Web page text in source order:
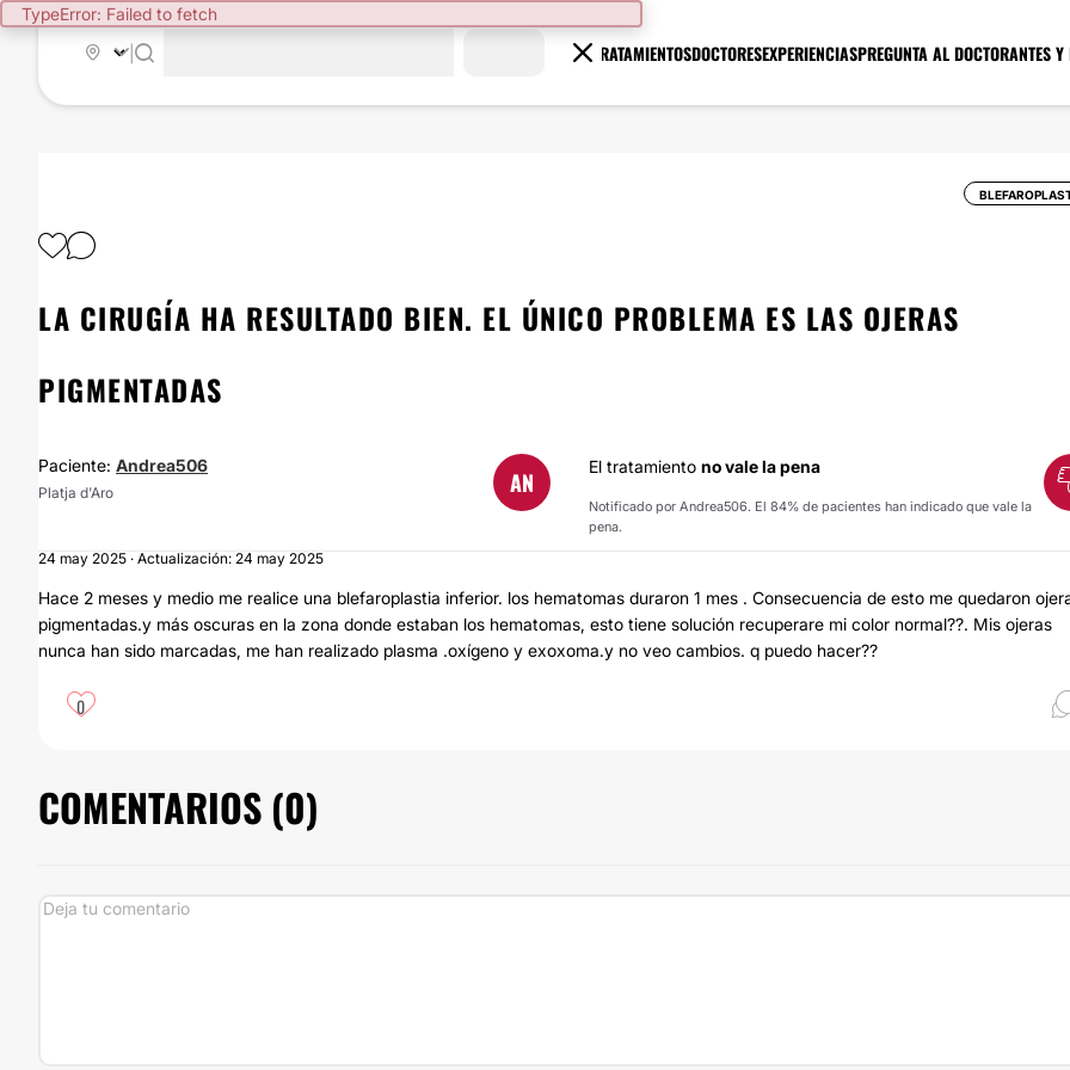
TypeError: Failed to fetch
TRATAMIENTOSDOCTORESEXPERIENCIASPREGUNTA AL DOCTORANTES Y
LA CIRUGÍA HA RESULTADO BIEN. EL ÚNICO PROBLEMA ES LAS OJERAS
PIGMENTADAS
Paciente: Andrea506
Platja d'Aro AN El tratamiento no vale la pena
Notificado por Andrea506. El 84% de pacientes han indicado que vale la
pena.
24 may 2025 · Actualización: 24 may 2025
Hace 2 meses y medio me realice una blefaroplastia inferior. los hematomas duraron 1 mes . Consecuencia de esto me quedaron
pigmentadas.y más oscuras en la zona donde estaban los hematomas, esto tiene solución recuperare mi color normal??. Mis ojeras
nunca han sido marcadas, me han realizado plasma .oxígeno y exoxoma.y no veo cambios. q puedo hacer??
0
COMENTARIOS (0)